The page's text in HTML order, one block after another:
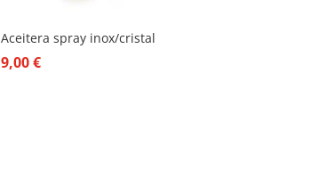
Aceitera spray inox/cristal
9,00€